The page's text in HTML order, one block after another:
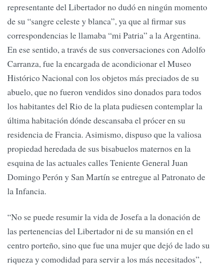
representante del Libertador no dudó en ningún momento
de su “sangre celeste y blanca”, ya que al firmar sus
correspondencias le llamaba “mi Patria” a la Argentina.
En ese sentido, a través de sus conversaciones con Adolfo
Carranza, fue la encargada de acondicionar el Museo
Histórico Nacional con los objetos más preciados de su
abuelo, que no fueron vendidos sino donados para todos
los habitantes del Rio de la plata pudiesen contemplar la
última habitación dónde descansaba el prócer en su
residencia de Francia. Asimismo, dispuso que la valiosa
propiedad heredada de sus bisabuelos maternos en la
esquina de las actuales calles Teniente General Juan
Domingo Perón y San Martín se entregue al Patronato de
la Infancia.
“No se puede resumir la vida de Josefa a la donación de
las pertenencias del Libertador ni de su mansión en el
centro porteño, sino que fue una mujer que dejó de lado su
riqueza y comodidad para servir a los más necesitados”,